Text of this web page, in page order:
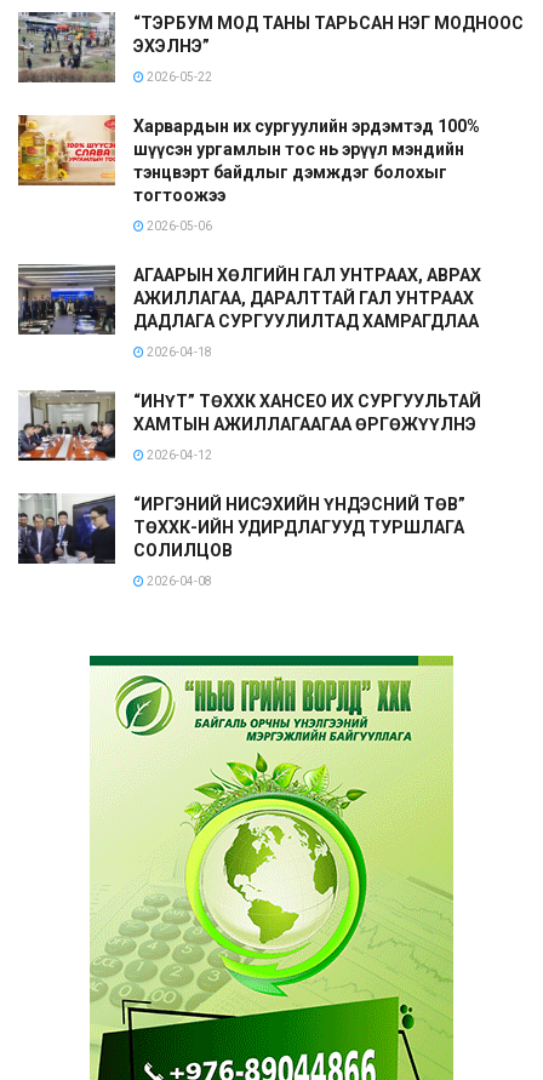
“ТЭРБУМ МОД ТАНЫ ТАРЬСАН НЭГ МОДНООС
ЭХЭЛНЭ”
2026-05-22
Харвардын их сургуулийн эрдэмтэд 100%
шүүсэн ургамлын тос нь эрүүл мэндийн
тэнцвэрт байдлыг дэмждэг болохыг
тогтоожээ
2026-05-06
АГААРЫН ХӨЛГИЙН ГАЛ УНТРААХ, АВРАХ
АЖИЛЛАГАА, ДАРАЛТТАЙ ГАЛ УНТРААХ
ДАДЛАГА СУРГУУЛИЛТАД ХАМРАГДЛАА
2026-04-18
“ИНҮТ” ТӨХХК ХАНСЕО ИХ СУРГУУЛЬТАЙ
ХАМТЫН АЖИЛЛАГААГАА ӨРГӨЖҮҮЛНЭ
2026-04-12
“ИРГЭНИЙ НИСЭХИЙН ҮНДЭСНИЙ ТӨВ”
ТӨХХК-ИЙН УДИРДЛАГУУД ТУРШЛАГА
СОЛИЛЦОВ
2026-04-08